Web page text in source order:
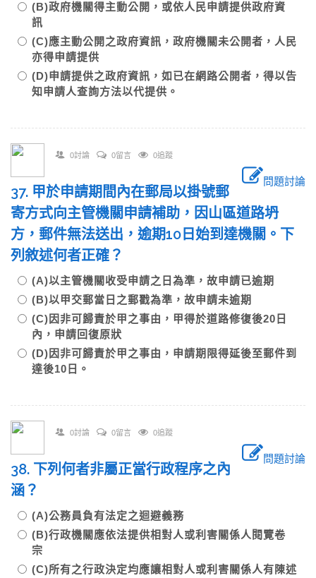
(B)政府機關得主動公開，或依人民申請提供政府資
訊
(C)應主動公開之政府資訊，政府機關未公開者，人民
亦得申請提供
(D)申請提供之政府資訊，如已在網路公開者，得以告
知申請人查詢方法以代提供。
0討論 0留言 0追蹤
問題討論
37. 甲於申請期間內在郵局以掛號郵
寄方式向主管機關申請補助，因山區道路坍
方，郵件無法送出，逾期10日始到達機關。下
列敘述何者正確？
(A)以主管機關收受申請之日為準，故申請已逾期
(B)以甲交郵當日之郵戳為準，故申請未逾期
(C)因非可歸責於甲之事由，甲得於道路修復後20日
內，申請回復原狀
(D)因非可歸責於甲之事由，申請期限得延後至郵件到
達後10日。
0討論 0留言 0追蹤
問題討論
38. 下列何者非屬正當行政程序之內
涵？
(A)公務員負有法定之迴避義務
(B)行政機關應依法提供相對人或利害關係人閱覽卷
宗
(C)所有之行政決定均應讓相對人或利害關係人有陳述